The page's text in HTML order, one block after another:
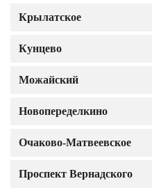
Крылатское
Кунцево
Можайский
Новопеределкино
Очаково-Матвеевское
Проспект Вернадского